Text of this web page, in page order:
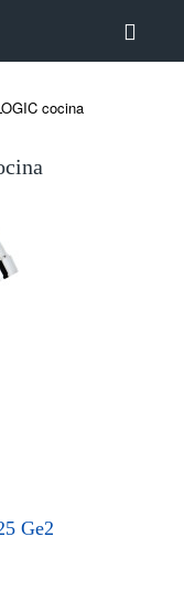
cocina
Ge2